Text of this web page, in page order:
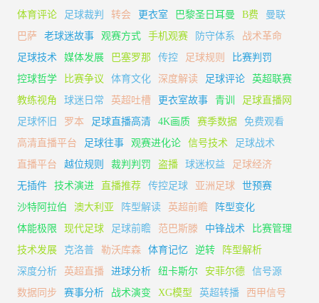
体育评论
足球裁判 转会 更衣室 巴黎圣日耳曼 B费
曼联
巴萨
老球迷故事 观赛方式 手机观赛 防守体系
战术革命
足球技术
媒体发展 巴塞罗那 传控 足球规则
比赛判罚
控球哲学
比赛争议 体育文化 深度解读 足球评论
英超联赛
教练视角
球迷日常 英超吐槽 更衣室故事 青训
足球直播网
足球怀旧
罗本 足球直播高清 4K画质 赛季数据
免费观看
高清直播平台
足球往事 观赛进化论 信号技术
足球战术
直播平台
越位规则 裁判判罚 盗播 球迷权益
足球经济
无插件
技术演进 直播推荐 传控足球 亚洲足球
世预赛
沙特阿拉伯
澳大利亚 阵型解读 英超前瞻
阵型变化
体能极限
现代足球 足球前瞻 范巴斯滕 中锋战术
比赛管理
技术发展
克洛普 勒沃库森 体育记忆 逆转
阵型解析
深度分析
英超直播 进球分析 纽卡斯尔 安菲尔德
信号源
数据同步
赛事分析 战术演变 XG模型 英超转播
西甲信号